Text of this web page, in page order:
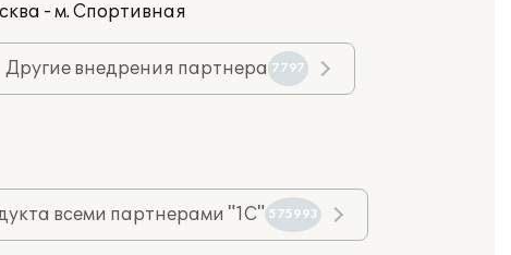
- м. Спортивная
Другие внедрения партнера 7797
всеми партнерами "1С" 575993